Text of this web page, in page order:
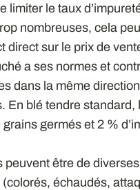
limiter le taux
nombreuses, cela
direct sur le prix de
a ses normes et
dans la même
En blé tendre
germés et 2 %
peuvent être de
échaudés,